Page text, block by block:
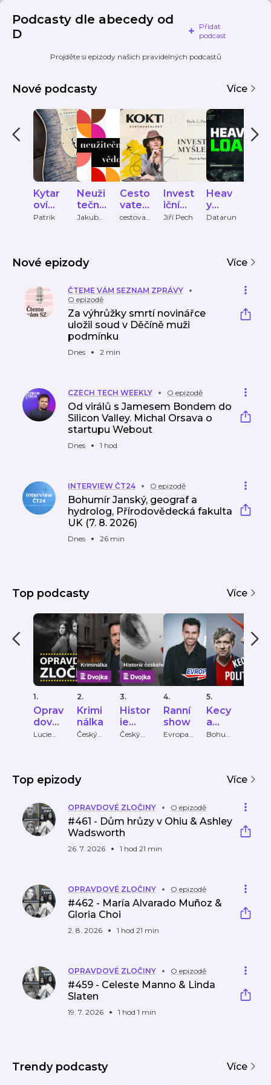
Podcasty dle abecedy od
D
Přidat
podcast
Projděte si epizody našich pravidelných podcastů
Nové podcasty Více
Kytar
oví
veliká
Patrik
Neuži
tečné
vědo
Jakub
Cesto
vatels
ký
cestovat
Invest
iční
myšle
Jiří Pech
Heav
y
Load
Datarun
Nové epizody Více
ČTEME VÁM SEZNAM ZPRÁVY
O epizodě
Za výhrůžky smrtí novinářce
uložil soud v Děčíně muži
podmínku
Dnes 2 min
CZECH TECH WEEKLY O epizodě
Od virálů s Jamesem Bondem do
Silicon Valley. Michal Orsava o
startupu Webout
Dnes 1 hod
INTERVIEW ČT24 O epizodě
Bohumír Janský, geograf a
hydrolog, Přírodovědecká fakulta
UK (7. 8. 2026)
Dnes 26 min
Top podcasty Více
1.
Oprav
dové
zločin
Lucie
2.
Krimi
nálka
Český
3.
Histor
ie
české
Český
4.
Ranní
show
Evropa
5.
Kecy
a
politik
Bohumil
Top epizody Více
OPRAVDOVÉ ZLOČINY O epizodě
#461 - Dům hrůzy v Ohiu & Ashley
Wadsworth
26. 7. 2026 1 hod 21 min
OPRAVDOVÉ ZLOČINY O epizodě
#462 - María Alvarado Muñoz &
Gloria Choi
2. 8. 2026 1 hod 21 min
OPRAVDOVÉ ZLOČINY O epizodě
#459 - Celeste Manno & Linda
Slaten
19. 7. 2026 1 hod 1 min
Trendy podcasty Více